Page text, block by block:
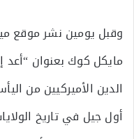
وقبل يومين نشر موقع
مايكل كوك بعنوان
الدين الأميركيين من
أول جيل في تاريخ